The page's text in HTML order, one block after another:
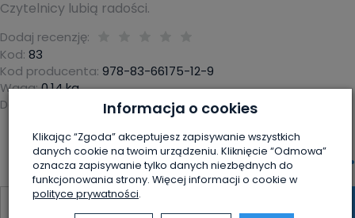
Czytelnicy lubią radości.
Dodaj recenzję:
Kod: 83
Kod producenta: 978-83-66175-12-9
Waga:0.14kg
Dostępność:
Jest(497szt.)
19,00 zł/ szt.
szt.
Informacja o cookies
Klikając “Zgoda” akceptujesz zapisywanie wszystkich
danych cookie na twoim urządzeniu. Kliknięcie “Odmowa”
oznacza zapisywanie tylko danych niezbędnych do
funkcjonowania strony. Więcej informacji o cookie w
polityce prywatności.